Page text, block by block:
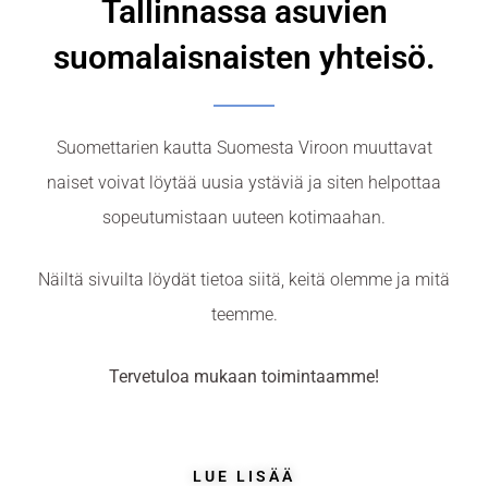
Tallinnassa asuvien
suomalaisnaisten yhteisö.
Suomettarien kautta Suomesta Viroon muuttavat
naiset voivat löytää uusia ystäviä ja siten helpottaa
sopeutumistaan uuteen kotimaahan.
Näiltä sivuilta löydät tietoa siitä, keitä olemme ja mitä
teemme.
Tervetuloa mukaan toimintaamme!
LUE LISÄÄ